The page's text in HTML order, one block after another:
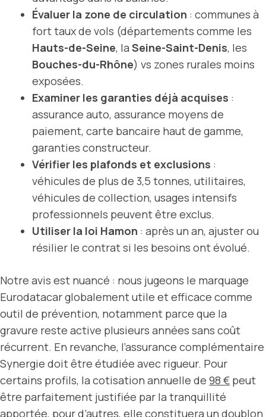
Évaluer la zone de circulation : communes à
fort taux de vols (départements comme les
Hauts-de-Seine, la Seine-Saint-Denis, les
Bouches-du-Rhône) vs zones rurales moins
exposées.
Examiner les garanties déjà acquises :
assurance auto, assurance moyens de
paiement, carte bancaire haut de gamme,
garanties constructeur.
Vérifier les plafonds et exclusions :
véhicules de plus de 3,5 tonnes, utilitaires,
véhicules de collection, usages intensifs
professionnels peuvent être exclus.
Utiliser la loi Hamon : après un an, ajuster ou
résilier le contrat si les besoins ont évolué.
Notre avis est nuancé : nous jugeons le marquage
Eurodatacar globalement utile et efficace comme
outil de prévention, notamment parce que la
gravure reste active plusieurs années sans coût
récurrent. En revanche, l’assurance complémentaire
Synergie doit être étudiée avec rigueur. Pour
certains profils, la cotisation annuelle de 98 € peut
être parfaitement justifiée par la tranquillité
apportée, pour d’autres, elle constituera un doublon